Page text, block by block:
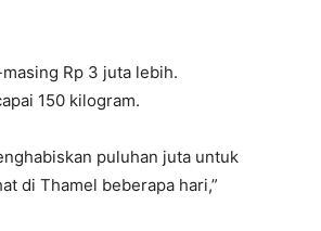
Rp 3 juta lebih.
150 kilogram.
puluhan juta untuk
di Thamel beberapa hari,”